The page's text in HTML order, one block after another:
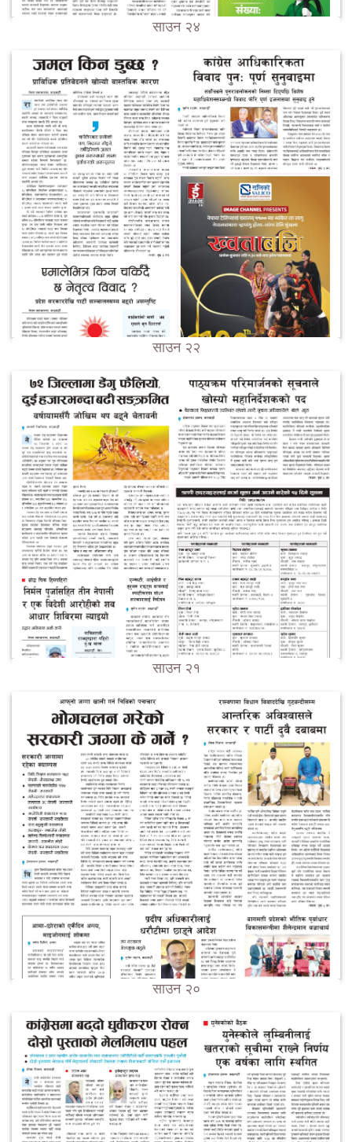
साउन २४
साउन २२
साउन २१
साउन २०